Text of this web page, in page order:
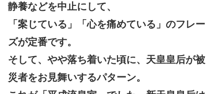
静養などを中止にして、
「案じている」「心を痛めている」のフレー
ズが定番です。
そして、やや落ち着いた頃に、天皇皇后が被
災者をお見舞いするパターン。